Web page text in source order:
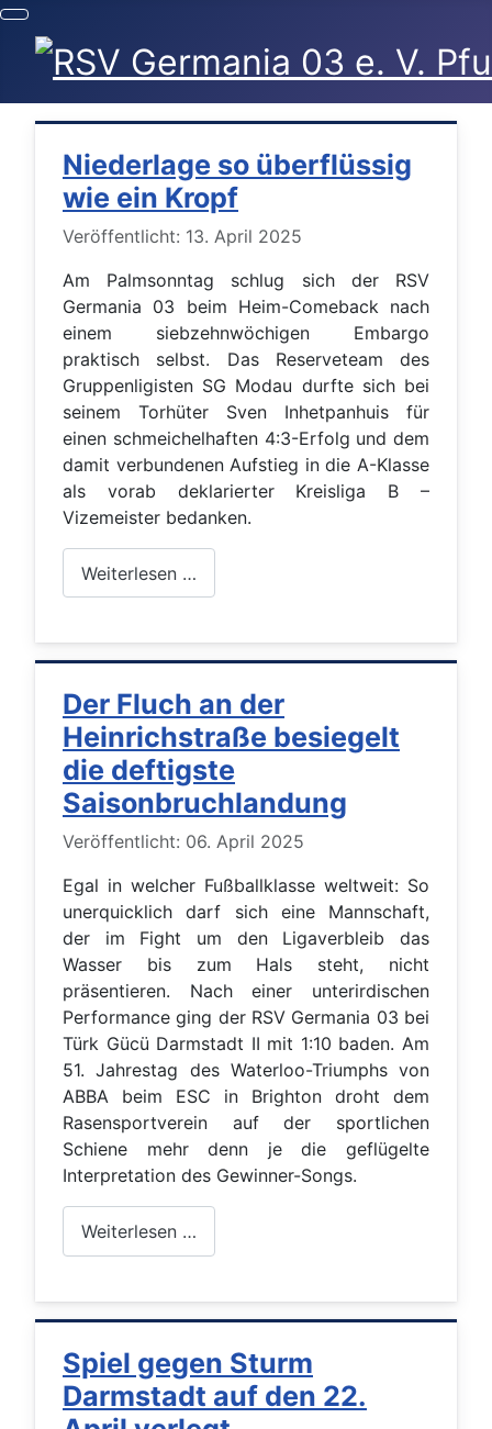
Niederlage so überflüssig
wie ein Kropf
Details
Veröffentlicht: 13. April 2025
Am Palmsonntag schlug sich der RSV
Germania 03 beim Heim-Comeback nach
einem siebzehnwöchigen Embargo
praktisch selbst. Das Reserveteam des
Gruppenligisten SG Modau durfte sich bei
seinem Torhüter Sven Inhetpanhuis für
einen schmeichelhaften 4:3-Erfolg und dem
damit verbundenen Aufstieg in die A-Klasse
als vorab deklarierter Kreisliga B –
Vizemeister bedanken.
Weiterlesen …
Der Fluch an der
Heinrichstraße besiegelt
die deftigste
Saisonbruchlandung
Details
Veröffentlicht: 06. April 2025
Egal in welcher Fußballklasse weltweit: So
unerquicklich darf sich eine Mannschaft,
der im Fight um den Ligaverbleib das
Wasser bis zum Hals steht, nicht
präsentieren. Nach einer unterirdischen
Performance ging der RSV Germania 03 bei
Türk Gücü Darmstadt II mit 1:10 baden. Am
51. Jahrestag des Waterloo-Triumphs von
ABBA beim ESC in Brighton droht dem
Rasensportverein auf der sportlichen
Schiene mehr denn je die geflügelte
Interpretation des Gewinner-Songs.
Weiterlesen …
Spiel gegen Sturm
Darmstadt auf den 22.